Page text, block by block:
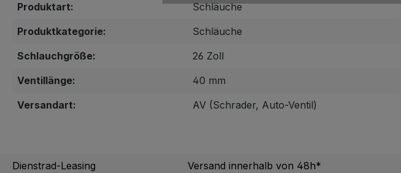
Produktart:
Schläuche
Produktkategorie:
Schläuche
Schlauchgröße:
26 Zoll
Ventillänge:
40 mm
Versandart:
AV (Schrader, Auto-Ventil)
Dienstrad-Leasing Versand innerhalb von 48h*